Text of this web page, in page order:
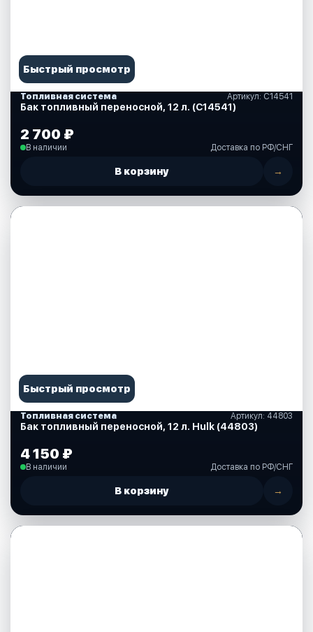
Быстрый просмотр
Топливная система Артикул: С14541
Бак топливный переносной, 12 л. (С14541)
2 700 ₽
В наличии Доставка по РФ/СНГ
В корзину →
Быстрый просмотр
Топливная система Артикул: 44803
Бак топливный переносной, 12 л. Hulk (44803)
4 150 ₽
В наличии Доставка по РФ/СНГ
В корзину →